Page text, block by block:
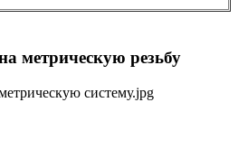
метрическую резьбу